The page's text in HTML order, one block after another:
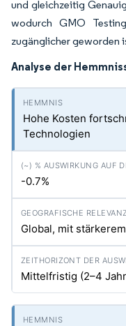
und gleichzeitig
wodurch GMO
zugänglicher geworden
Analyse der
Hohe Kosten
Technologien
-0.7%
Global, mit
Mittelfristig (2–4